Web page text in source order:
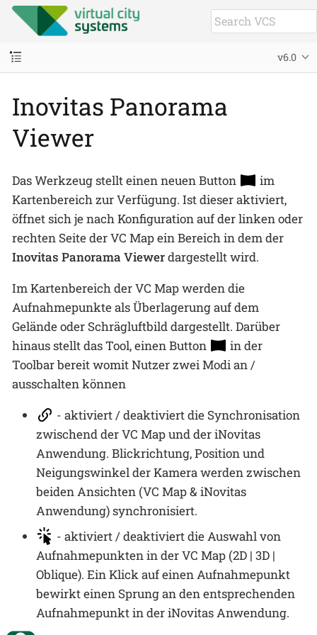
v6.0
Inovitas Panorama
Viewer
Das Werkzeug stellt einen neuen Button
im
Kartenbereich zur Verfügung. Ist dieser aktiviert,
öffnet sich je nach Konfiguration auf der linken oder
rechten Seite der VC Map ein Bereich in dem der
Inovitas Panorama Viewerdargestellt wird.
Im Kartenbereich der VC Map werden die
Aufnahmepunkte als Überlagerung auf dem
Gelände oder Schrägluftbild dargestellt. Darüber
hinaus stellt das Tool, einen Button
in der
Toolbar bereit womit Nutzer zwei Modi an /
ausschalten können
- aktiviert / deaktiviert die Synchronisation
zwischend der VC Map und der iNovitas
Anwendung. Blickrichtung, Position und
Neigungswinkel der Kamera werden zwischen
beiden Ansichten (VC Map & iNovitas
Anwendung) synchronisiert.
- aktiviert / deaktiviert die Auswahl von
Aufnahmepunkten in der VC Map (2D | 3D |
Oblique). Ein Klick auf einen Aufnahmepunkt
bewirkt einen Sprung an den entsprechenden
Aufnahmepunkt in der iNovitas Anwendung.